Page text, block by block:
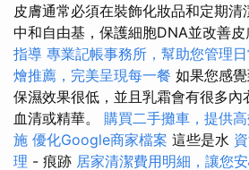
皮膚通常必須在裝飾化妝品和定期清
中和自由基，保護細胞DNA並改善皮
指導 專業記帳事務所，幫助您管理
燴推薦，完美呈現每一餐 如果您感
保濕效果很低，並且乳霜會有很多內
血清或精華。 購買二手攤車，提供
施 優化Google商家檔案 這些是水
理 - 痕跡 居家清潔費用明細，讓您